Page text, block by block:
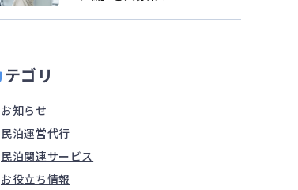
カテゴリ
お知らせ
民泊運営代行
民泊関連サービス
お役立ち情報